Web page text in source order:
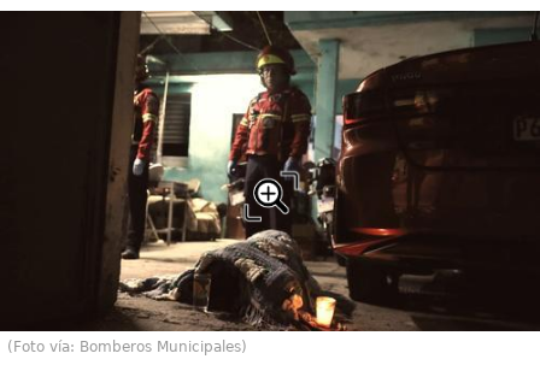
(Foto vía: Bomberos Municipales)